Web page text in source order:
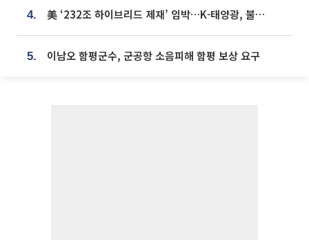
4. 美 ‘232조 하이브리드 제재’ 임박…K-태양광, 불확실성 털고 날개 다나
5. 이남오 함평군수, 군공항 소음피해 함평 보상 요구